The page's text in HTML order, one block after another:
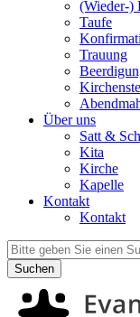
(Wieder-)
Taufe
Trauung
Über uns
Satt &
Kita
Kirche
Kapelle
Kontakt
Kontakt
Suchen